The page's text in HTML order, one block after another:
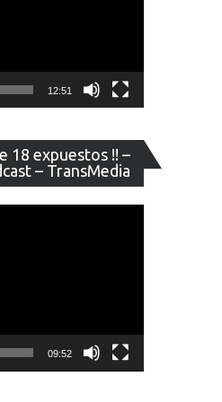
12:51
18 expuestos !! –
– TransMedia
de
vídeo
09:52